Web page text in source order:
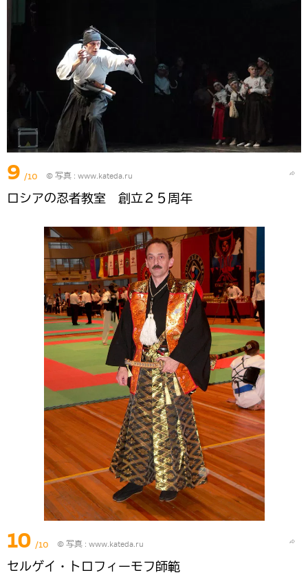
9 /10 © 写真 : www.kateda.ru
ロシアの忍者教室 創立２５周年
10 /10 © 写真 : www.kateda.ru
セルゲイ・トロフィーモフ師範